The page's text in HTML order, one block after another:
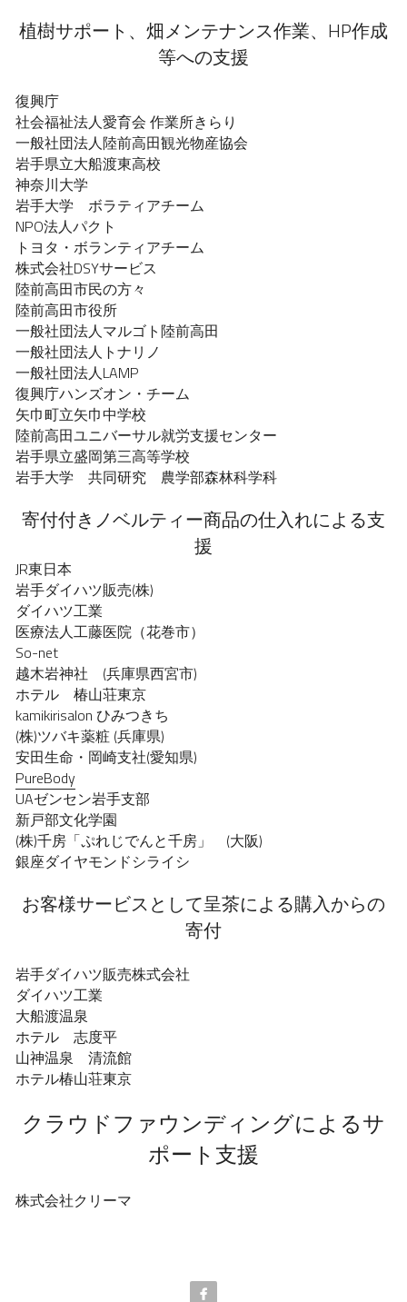
植樹サポート、畑メンテナンス作業、HP作成
等への支援
復興庁
社会福祉法人愛育会 作業所きらり
一般社団法人陸前高田観光物産協会
岩手県立大船渡東高校
神奈川大学
岩手大学　ボラティアチーム
NPO法人パクト
トヨタ・ボランティアチーム
株式会社DSYサービス
陸前高田市民の方々
陸前高田市役所
一般社団法人マルゴト陸前高田
一般社団法人トナリノ
一般社団法人LAMP
復興庁ハンズオン・チーム
矢巾町立矢巾中学校
陸前高田ユニバーサル就労支援センター
岩手県立盛岡第三高等学校
岩手大学　共同研究　農学部森林科学科
寄付付きノベルティー商品の仕入れによる支
援
JR東日本
岩手ダイハツ販売(株)
ダイハツ工業
医療法人工藤医院（花巻市）
So-net
越木岩神社　(兵庫県西宮市)
ホテル　椿山荘東京
kamikirisalon ひみつきち
(株)ツバキ薬粧 (兵庫県)
安田生命・岡崎支社(愛知県)
PureBody
UAゼンセン岩手支部
新戸部文化学園
(株)千房「ぷれじでんと千房」　(大阪)
銀座ダイヤモンドシライシ
お客様サービスとして呈茶による購入からの
寄付
岩手ダイハツ販売株式会社
ダイハツ工業
大船渡温泉
ホテル　志度平
山神温泉　清流館
ホテル椿山荘東京
クラウドファウンディングによるサ
ポート支援
株式会社クリーマ